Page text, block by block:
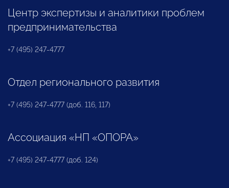
Центр экспертизы и аналитики проблем
предпринимательства
+7 (495) 247-4777
Отдел регионального развития
+7 (495) 247-4777 (доб. 116, 117)
Ассоциация «НП «ОПОРА»
+7 (495) 247-4777 (доб. 124)